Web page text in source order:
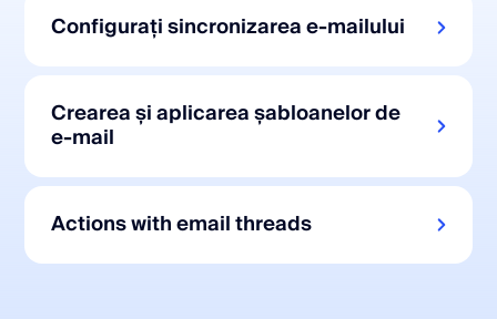
Configurați sincronizarea e-mailului
Crearea și aplicarea șabloanelor de
e-mail
Actions with email threads